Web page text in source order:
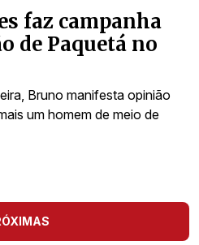
faz campanha
de Paquetá no
Bruno manifesta opinião
um homem de meio de